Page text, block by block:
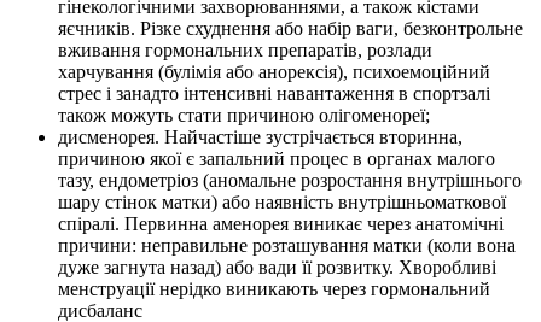
гінекологічними захворюваннями, а також кістами
яєчників. Різке схуднення або набір ваги, безконтрольне
вживання гормональних препаратів, розлади
харчування (булімія або анорексія), психоемоційний
стрес і занадто інтенсивні навантаження в спортзалі
також можуть стати причиною олігоменореї;
дисменорея. Найчастіше зустрічається вторинна,
причиною якої є запальний процес в органах малого
тазу, ендометріоз (аномальне розростання внутрішнього
шару стінок матки) або наявність внутрішньоматкової
спіралі. Первинна аменорея виникає через анатомічні
причини: неправильне розташування матки (коли вона
дуже загнута назад) або вади її розвитку. Хворобливі
менструації нерідко виникають через гормональний
дисбаланс